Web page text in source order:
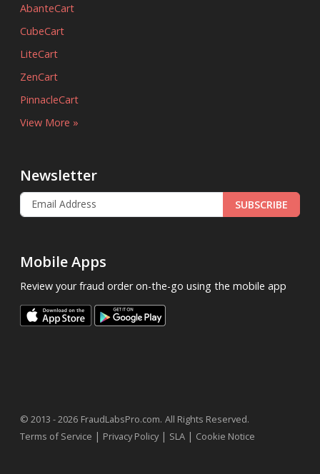
AbanteCart
CubeCart
LiteCart
ZenCart
PinnacleCart
View More »
Newsletter
SUBSCRIBE
Mobile Apps
Review your fraud order on-the-go using the mobile app
© 2013 - 2026 FraudLabsPro.com. All Rights Reserved.
Terms of Service | Privacy Policy| SLA | Cookie Notice